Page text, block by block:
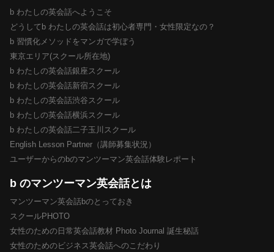
b わたしの英会話へようこそ
どうしてb わたしの英会話は初心者専門・女性限定なの？
b 習慣化メソッドをマンガで学ぼう
東京エリア(スクール所在地)
b わたしの英会話銀座スクール
b わたしの英会話新宿スクール
b わたしの英会話渋谷スクール
b わたしの英会話横浜スクール
b わたしの英会話二子玉川スクール
English Lesson Partner（講師募集状況）
ユーザーからのbのマンツーマン英会話体験レポート
b のマンツーマン英会話とは
マンツーマン英会話bのとっておき
スクールPHOTO
女性のための日常英会話教材 Photo Journal 誕生秘話
女性のためのビジネス英会話へのこだわり